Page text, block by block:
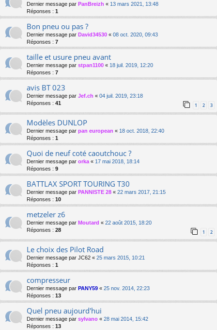
Dernier message par PanBreizh « 13 mars 2021, 13:48
Réponses : 1
Bon pneu ou pas ?
Dernier message par David34530 « 08 oct. 2020, 09:43
Réponses : 7
taille et usure pneu avant
Dernier message par stpan1100 « 18 juil. 2019, 12:20
Réponses : 7
avis BT 023
Dernier message par Jef.ch « 04 juil. 2019, 23:18
Réponses : 41 1 2 3
Modèles DUNLOP
Dernier message par pan european « 18 oct. 2018, 22:40
Réponses : 1
Quoi de neuf coté caoutchouc ?
Dernier message par orka « 17 mai 2018, 18:14
Réponses : 9
BATTLAX SPORT TOURING T30
Dernier message par PANNISTE 28 « 22 mars 2017, 21:15
Réponses : 10
metzeler z6
Dernier message par Moutard « 22 août 2015, 18:20
Réponses : 28 1 2
Le choix des Pilot Road
Dernier message par JC62 « 25 mars 2015, 10:21
Réponses : 1
compresseur
Dernier message par PANY59 « 25 nov. 2014, 22:23
Réponses : 13
Quel pneu aujourd'hui
Dernier message par sylvano « 28 mai 2014, 15:42
Réponses : 13